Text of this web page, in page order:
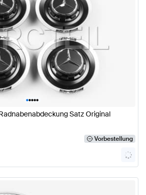
•••••
Satz Original
Vorbestellung